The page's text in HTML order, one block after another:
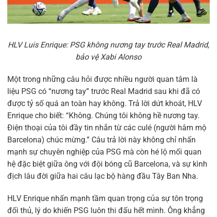
HLV Luis Enrique: PSG không nương tay trước Real Madrid,
bảo vệ Xabi Alonso
Một trong những câu hỏi được nhiều người quan tâm là
liệu PSG có “nương tay” trước Real Madrid sau khi đã có
được tỷ số quá an toàn hay không. Trả lời dứt khoát, HLV
Enrique cho biết: “Không. Chúng tôi không hề nương tay.
Điện thoại của tôi đầy tin nhắn từ các culé (người hâm mộ
Barcelona) chúc mừng.” Câu trả lời này không chỉ nhấn
mạnh sự chuyên nghiệp của PSG mà còn hé lộ mối quan
hệ đặc biệt giữa ông với đội bóng cũ Barcelona, và sự kình
địch lâu đời giữa hai câu lạc bộ hàng đầu Tây Ban Nha.
HLV Enrique nhấn mạnh tầm quan trọng của sự tôn trọng
đối thủ, lý do khiến PSG luôn thi đấu hết mình. Ông khẳng